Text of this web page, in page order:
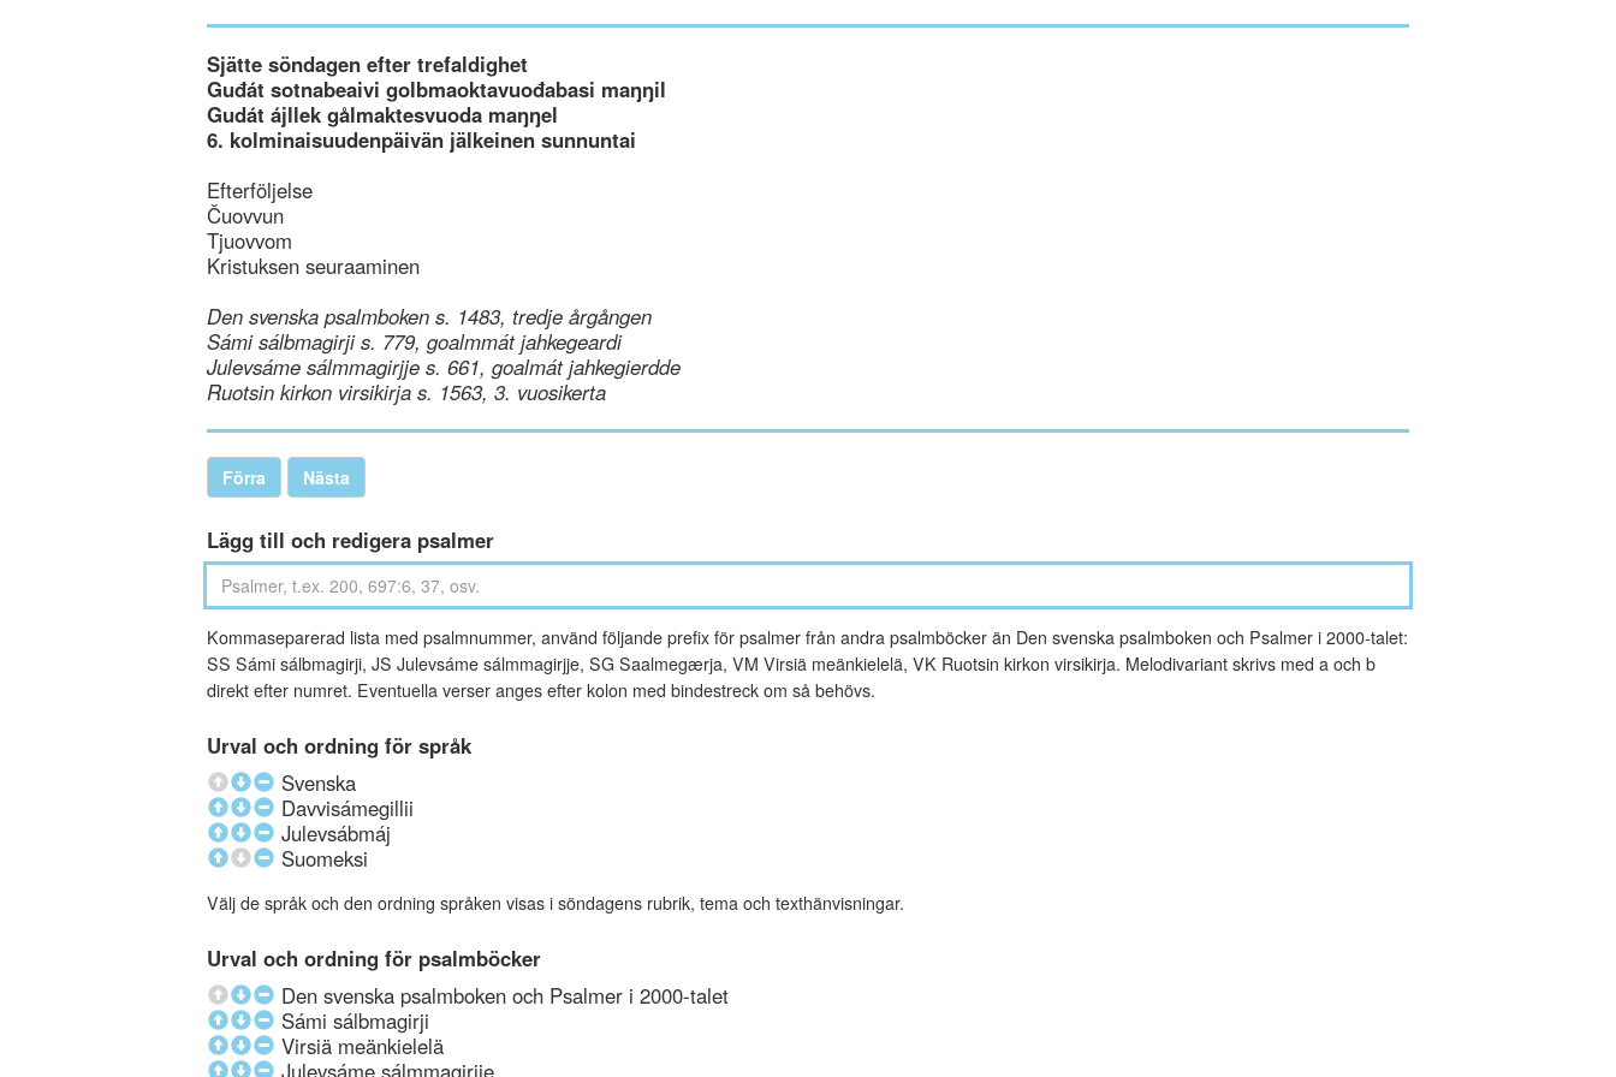
Sjätte söndagen efter trefaldighet
Guđát sotnabeaivi golbmaoktavuođabasi maŋŋil
Gudát ájllek gålmaktesvuoda maŋŋel
6. kolminaisuudenpäivän jälkeinen sunnuntai
Efterföljelse
Čuovvun
Tjuovvom
Kristuksen seuraaminen
Den svenska psalmboken s. 1483, tredje årgången
Sámi sálbmagirji s. 779, goalmmát jahkegeardi
Julevsáme sálmmagirjje s. 661, goalmát jahkegierdde
Ruotsin kirkon virsikirja s. 1563, 3. vuosikerta
Förra Nästa
Lägg till och redigera psalmer
Kommaseparerad lista med psalmnummer, använd följande prefix för psalmer från andra psalmböcker än Den svenska psalmboken och Psalmer i 2000-talet:
SS Sámi sálbmagirji, JS Julevsáme sálmmagirjje, SG Saalmegærja, VM Virsiä meänkielelä, VK Ruotsin kirkon virsikirja. Melodivariant skrivs med a och b
direkt efter numret. Eventuella verser anges efter kolon med bindestreck om så behövs.
Urval och ordning för språk
Svenska
Davvisámegillii
Julevsábmáj
Suomeksi
Välj de språk och den ordning språken visas i söndagens rubrik, tema och texthänvisningar.
Urval och ordning för psalmböcker
Den svenska psalmboken och Psalmer i 2000-talet
Sámi sálbmagirji
Virsiä meänkielelä
Julevsáme sálmmagirjje